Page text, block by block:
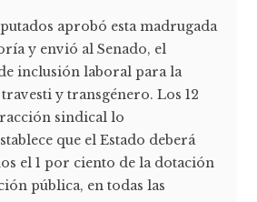
aprobó esta madrugada
y envió al Senado, el
inclusión laboral para la
y transgénero. Los 12
sindical lo
que el Estado deberá
el 1 por ciento de la dotación
pública, en todas las